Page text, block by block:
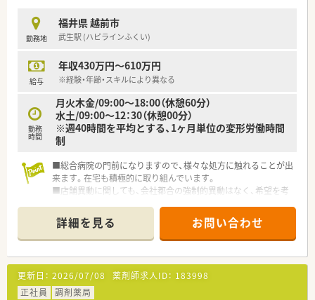
勤務地
福井県 越前市
武生駅 (ハピラインふくい)
給与
年収430万円～610万円
※経験・年齢・スキルにより異なる
勤務
時間
月火木金/09:00～18:00（休憩60分）
水土/09:00～12：30（休憩00分）
※週40時間を平均とする、1ヶ月単位の変形労働時間
制
■総合病院の門前になりますので、様々な処方に触れることが出
来ます。在宅も積極的に取り組んでいます。
■店舗異動に関しても、会社都合の強制的異動はなく、希望を考
ご安心ください。
■離職率が非常に低く、薬剤師様の勤続年数が長い為、大手調剤
チェーン様の中では平均年齢が高めの41.7歳となります。
■産育休の取得率は90％後半台、復帰率も90％を超えており、ラ
イフイベントを迎えても長く働いていただける環境づくりがさ
れています。
詳細を見る お問い合わせ
更新日： 2026/07/08 薬剤師求人ID： 183998
正社員
調剤薬局